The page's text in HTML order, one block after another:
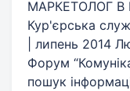
МАРКЕТОЛОГ В
Кур'єрська
| липень 2014
Форум
пошук